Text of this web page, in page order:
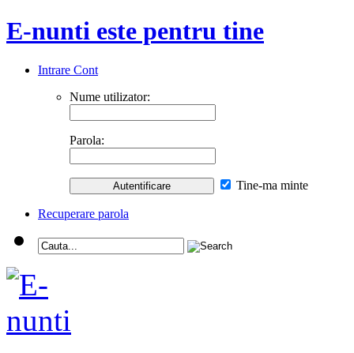
E-nunti este pentru tine
Intrare Cont
Nume utilizator:
Parola:
Tine-ma minte
Recuperare parola